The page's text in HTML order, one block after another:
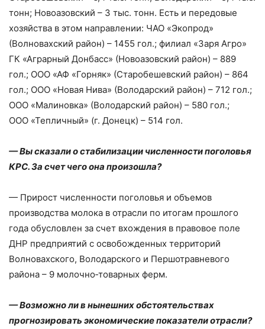
тонн; Новоазовский – ​3 тыс. тонн. Есть и передовые
хозяйства в этом направлении: ЧАО «Экопрод»
(Волновахский район) – ​1455 гол.; филиал «Заря Агро»
ГК «Аграрный Донбасс» (Новоазовский район) – ​889
гол.; ООО «АФ «Горняк» (Старобешевский район) – ​864
гол.; ООО «Новая Нива» (Володарский район) – ​712 гол.;
ООО «Малиновка» (Володарский район) – ​580 гол.;
ООО «Тепличный» (г. Донецк) – ​514 гол.
— Вы сказали о стабилизации численности поголовья
КРС. За счет чего она произошла?
— Прирост численности поголовья и объемов
производства молока в отрасли по итогам прошлого
года обусловлен за счет вхождения в правовое поле
ДНР предприятий с освобожденных территорий
Волновахского, Володарского и Першотравневого
района – ​9 молочно‑­товарных ферм.
— Возможно ли в нынешних обстоятельствах
прогнозировать экономические показатели отрасли?